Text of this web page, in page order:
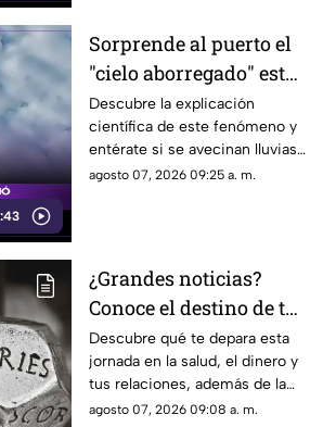
Sorprende al puerto el
"cielo aborregado" este
viernes: ¿Qué nos
espera en el clima?
Descubre la explicación
científica de este fenómeno y
entérate si se avecinan lluvias
o buen tiempo.
agosto 07, 2026 09:25 a. m.
¿Grandes noticias?
Conoce el destino de tu
signo para este viernes
Descubre qué te depara esta
jornada en la salud, el dinero y
tus relaciones, además de la
palabra clave para guiar tus
agosto 07, 2026 09:08 a. m.